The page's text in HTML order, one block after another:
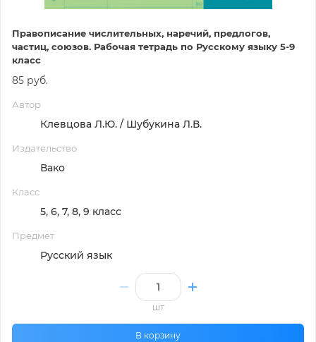
Правописание числительных, наречий, предлогов,
частиц, союзов. Рабочая тетрадь по Русскому языку 5-9
класс
85 руб.
Автор
Клевцова Л.Ю. / Шубукина Л.В.
Издательство
Вако
Класс
5, 6, 7, 8, 9 класс
Предмет
Русский язык
шт
В корзину